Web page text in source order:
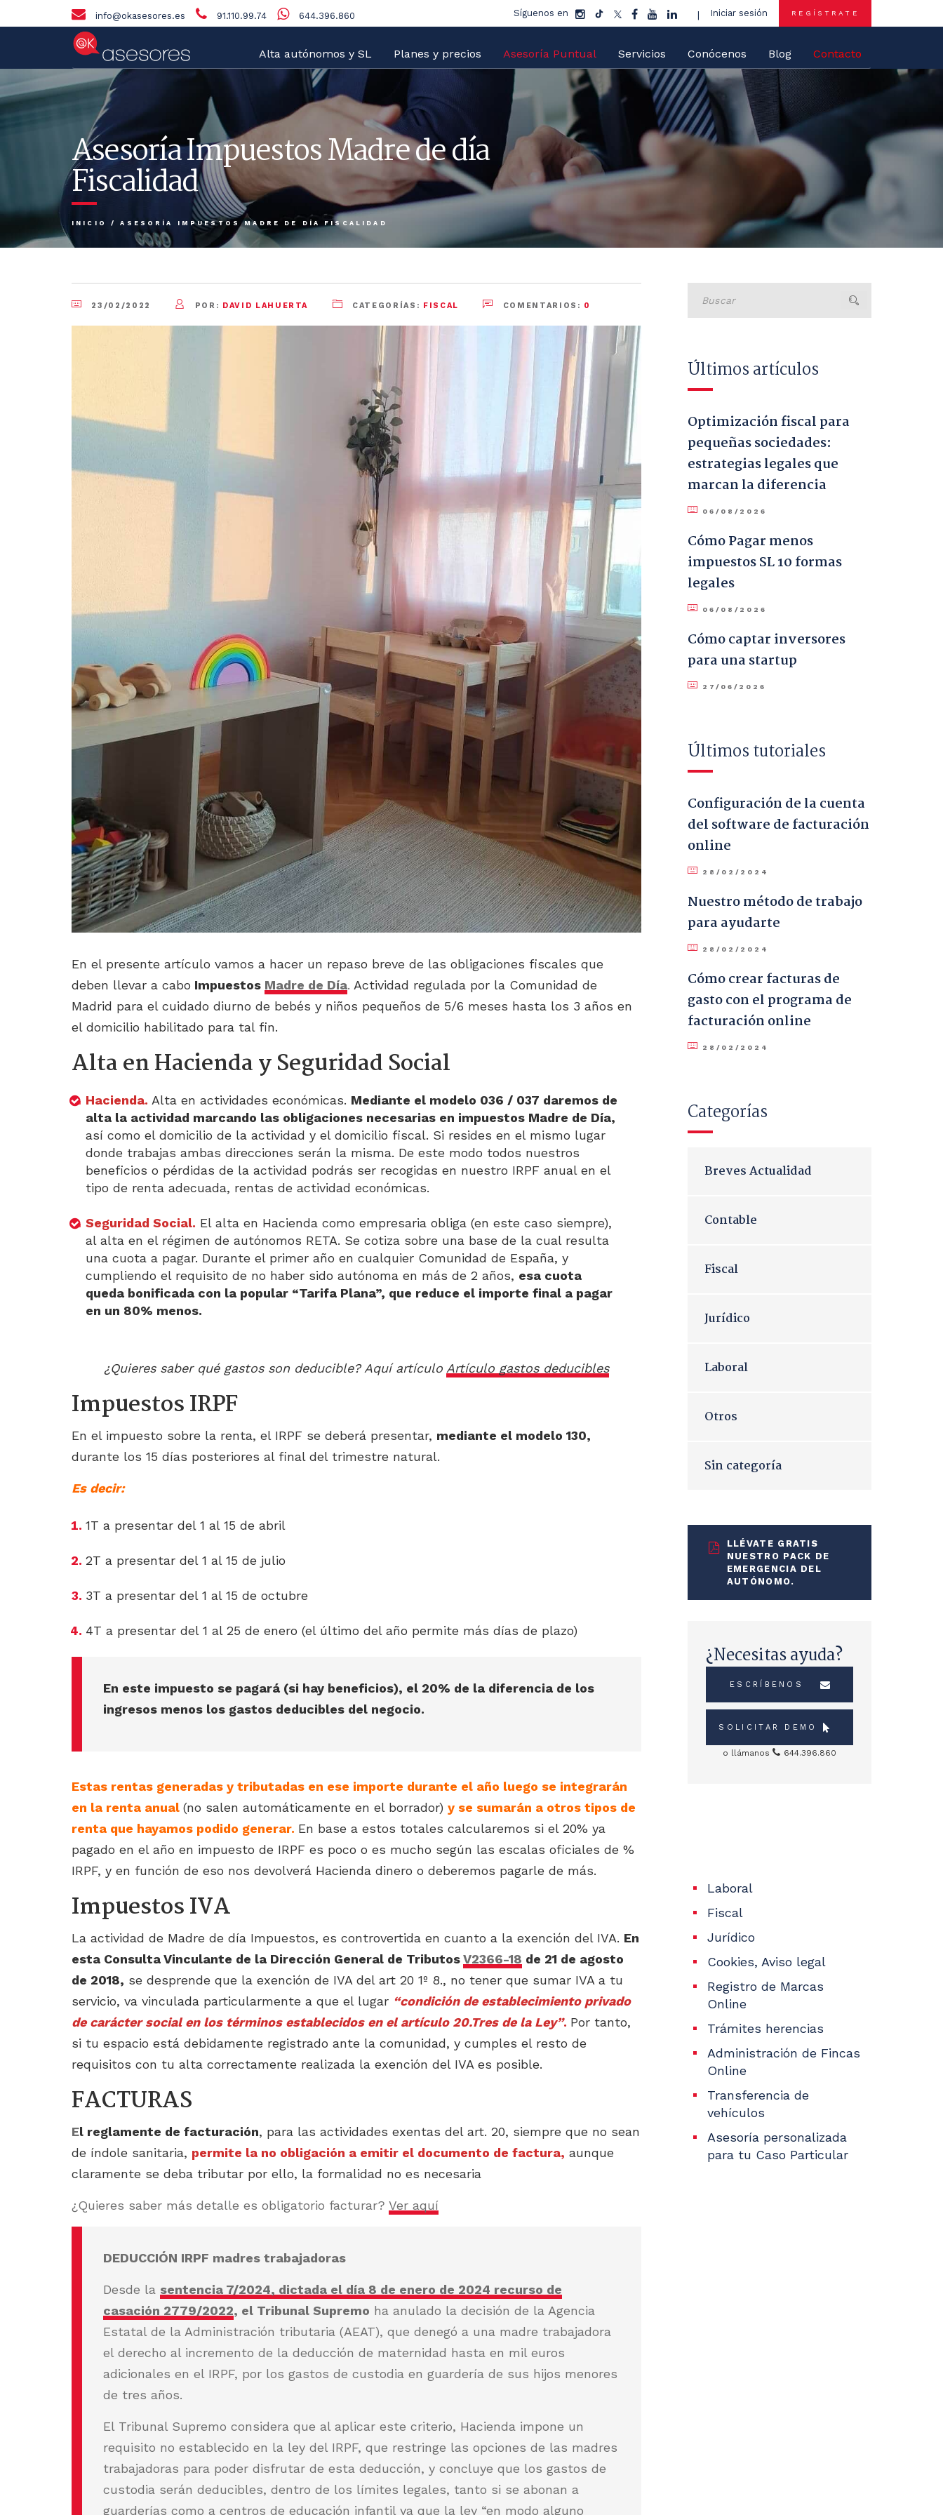
info@okasesores.es 91.110.99.74 644.396.860 Síguenos en Iniciar sesión REGÍSTRATE
Alta autónomos y SL Planes y precios Asesoría Puntual Servicios Conócenos Blog Contacto
Asesoría Impuestos Madre de día
Fiscalidad
INICIO /ASESORÍA IMPUESTOS MADRE DE DÍA FISCALIDAD
23/02/2022 POR: DAVID LAHUERTA CATEGORÍAS: FISCAL COMENTARIOS: 0
En el presente artículo vamos a hacer un repaso breve de las obligaciones fiscales que
deben llevar a cabo Impuestos Madre de Día. Actividad regulada por la Comunidad de
Madrid para el cuidado diurno de bebés y niños pequeños de 5/6 meses hasta los 3 años en
el domicilio habilitado para tal fin.
Alta en Hacienda y Seguridad Social
Hacienda. Alta en actividades económicas. Mediante el modelo 036 / 037 daremos de
alta la actividad marcando las obligaciones necesarias en impuestos Madre de Día,
así como el domicilio de la actividad y el domicilio fiscal. Si resides en el mismo lugar
donde trabajas ambas direcciones serán la misma. De este modo todos nuestros
beneficios o pérdidas de la actividad podrás ser recogidas en nuestro IRPF anual en el
tipo de renta adecuada, rentas de actividad económicas.
Seguridad Social. El alta en Hacienda como empresaria obliga (en este caso siempre),
al alta en el régimen de autónomos RETA. Se cotiza sobre una base de la cual resulta
una cuota a pagar. Durante el primer año en cualquier Comunidad de España, y
cumpliendo el requisito de no haber sido autónoma en más de 2 años, esa cuota
queda bonificada con la popular “Tarifa Plana”, que reduce el importe final a pagar
en un 80% menos.
¿Quieres saber qué gastos son deducible? Aquí artículo Artículo gastos deducibles
Impuestos IRPF
En el impuesto sobre la renta, el IRPF se deberá presentar, mediante el modelo 130,
durante los 15 días posteriores al final del trimestre natural.
Es decir:
1T a presentar del 1 al 15 de abril
2T a presentar del 1 al 15 de julio
3T a presentar del 1 al 15 de octubre
4T a presentar del 1 al 25 de enero (el último del año permite más días de plazo)
En este impuesto se pagará (si hay beneficios), el 20% de la diferencia de los
ingresos menos los gastos deducibles del negocio.
Estas rentas generadas y tributadas en ese importe durante el año luego se integrarán
en la renta anual (no salen automáticamente en el borrador) y se sumarán a otros tipos de
renta que hayamos podido generar. En base a estos totales calcularemos si el 20% ya
pagado en el año en impuesto de IRPF es poco o es mucho según las escalas oficiales de %
IRPF, y en función de eso nos devolverá Hacienda dinero o deberemos pagarle de más.
Impuestos IVA
La actividad de Madre de día Impuestos, es controvertida en cuanto a la exención del IVA. En
esta Consulta Vinculante de la Dirección General de TributosV2366-18 de 21 de agosto
de 2018, se desprende que la exención de IVA del art 20 1º 8., no tener que sumar IVA a tu
servicio, va vinculada particularmente a que el lugar “condición de establecimiento privado
de carácter social en los términos establecidos en el artículo 20.Tres de la Ley”. Por tanto,
si tu espacio está debidamente registrado ante la comunidad, y cumples el resto de
requisitos con tu alta correctamente realizada la exención del IVA es posible.
FACTURAS
El reglamente de facturación, para las actividades exentas del art. 20, siempre que no sean
de índole sanitaria, permite la no obligación a emitir el documento de factura, aunque
claramente se deba tributar por ello, la formalidad no es necesaria
¿Quieres saber más detalle es obligatorio facturar? Ver aquí
DEDUCCIÓN IRPF madres trabajadoras
Desde la sentencia 7/2024, dictada el día 8 de enero de 2024 recurso de
casación 2779/2022, el Tribunal Supremo ha anulado la decisión de la Agencia
Estatal de la Administración tributaria (AEAT), que denegó a una madre trabajadora
el derecho al incremento de la deducción de maternidad hasta en mil euros
adicionales en el IRPF, por los gastos de custodia en guardería de sus hijos menores
de tres años.
El Tribunal Supremo considera que al aplicar este criterio, Hacienda impone un
requisito no establecido en la ley del IRPF, que restringe las opciones de las madres
trabajadoras para poder disfrutar de esta deducción, y concluye que los gastos de
custodia serán deducibles, dentro de los límites legales, tanto si se abonan a
guarderías como a centros de educación infantil ya que la ley “en modo alguno
Últimos artículos
Optimización fiscal para
pequeñas sociedades:
estrategias legales que
marcan la diferencia
06/08/2026
Cómo Pagar menos
impuestos SL 10 formas
legales
06/08/2026
Cómo captar inversores
para una startup
27/06/2026
Últimos tutoriales
Configuración de la cuenta
del software de facturación
online
28/02/2024
Nuestro método de trabajo
para ayudarte
28/02/2024
Cómo crear facturas de
gasto con el programa de
facturación online
28/02/2024
Categorías
Breves Actualidad
Contable
Fiscal
Jurídico
Laboral
Otros
Sin categoría
LLÉVATE GRATIS
NUESTRO PACK DE
EMERGENCIA DEL
AUTÓNOMO.
¿Necesitas ayuda?
ESCRÍBENOS
SOLICITAR DEMO
o llámanos 644.396.860
Laboral
Fiscal
Jurídico
Cookies, Aviso legal
Registro de Marcas
Online
Trámites herencias
Administración de Fincas
Online
Transferencia de
vehículos
Asesoría personalizada
para tu Caso Particular